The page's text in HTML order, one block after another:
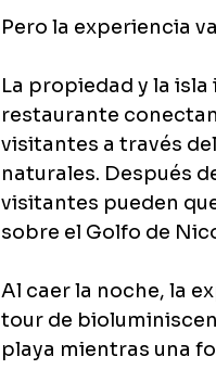
Pero la experiencia
La propiedad y la
restaurante
visitantes a través
naturales. Después
visitantes pueden
sobre el Golfo de
Al caer la noche, la
tour de
playa mientras una